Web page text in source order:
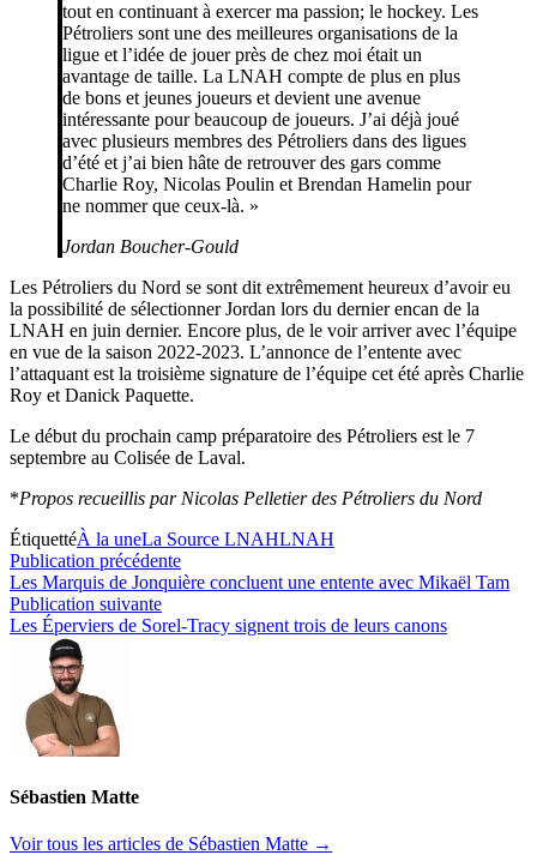
tout en continuant à exercer ma passion; le hockey. Les
Pétroliers sont une des meilleures organisations de la
ligue et l’idée de jouer près de chez moi était un
avantage de taille. La LNAH compte de plus en plus
de bons et jeunes joueurs et devient une avenue
intéressante pour beaucoup de joueurs. J’ai déjà joué
avec plusieurs membres des Pétroliers dans des ligues
d’été et j’ai bien hâte de retrouver des gars comme
Charlie Roy, Nicolas Poulin et Brendan Hamelin pour
ne nommer que ceux-là. »
Jordan Boucher-Gould
Les Pétroliers du Nord se sont dit extrêmement heureux d’avoir eu
la possibilité de sélectionner Jordan lors du dernier encan de la
LNAH en juin dernier. Encore plus, de le voir arriver avec l’équipe
en vue de la saison 2022-2023. L’annonce de l’entente avec
l’attaquant est la troisième signature de l’équipe cet été après Charlie
Roy et Danick Paquette.
Le début du prochain camp préparatoire des Pétroliers est le 7
septembre au Colisée de Laval.
*Propos recueillis par Nicolas Pelletier des Pétroliers du Nord
ÉtiquettéÀ la uneLa Source LNAHLNAH
Navigation
de
l’article
Publication précédentePublication
précédente :
Les Marquis de Jonquière concluent une entente avec Mikaël Tam
Publication suivantePublication
suivante :
Les Éperviers de Sorel-Tracy signent trois de leurs canons
Sébastien Matte
Voir tous les articles de Sébastien Matte →